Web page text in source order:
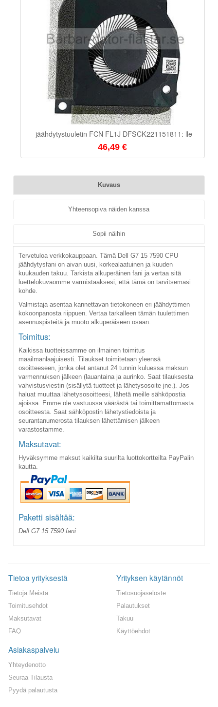
-jäähdytystuuletin FCN FL1J DFSCK221151811: lle
46,49 €
Kuvaus
Yhteensopiva näiden kanssa
Sopii näihin
Tervetuloa verkkokauppaan. Tämä Dell G7 15 7590 CPU
jäähdytysfani on aivan uusi, korkealaatuinen ja kuuden
kuukauden takuu. Tarkista alkuperäinen fani ja vertaa sitä
luettelokuvaomme varmistaaksesi, että tämä on tarvitsemasi
kohde.
Valmistaja asentaa kannettavan tietokoneen eri jäähdyttimen
kokoonpanosta riippuen. Vertaa tarkalleen tämän tuulettimen
asennuspisteitä ja muoto alkuperäiseen osaan.
Toimitus:
Kaikissa tuotteissamme on ilmainen toimitus
maailmanlaajuisesti. Tilaukset toimitetaan yleensä
osoitteeseen, jonka olet antanut 24 tunnin kuluessa maksun
varmennuksen jälkeen (lauantaina ja aurinko. Saat tilauksesta
vahvistusviestin (sisällytä tuotteet ja lähetysosoite jne.). Jos
haluat muuttaa lähetysosoitteesi, lähetä meille sähköpostia
ajoissa. Emme ole vastuussa väärästä tai toimittamattomasta
osoitteesta. Saat sähköpostin lähetystiedoista ja
seurantanumerosta tilauksen lähettämisen jälkeen
varastostamme.
Maksutavat:
Hyväksymme maksut kaikilta suurilta luottokortteilta PayPalin
kautta.
Paketti sisältää:
Dell G7 15 7590 fani
Tietoa yrityksestä
Tietoja Meistä
Toimitusehdot
Maksutavat
FAQ
Yrityksen käytännöt
Tietosuojaseloste
Palautukset
Takuu
Käyttöehdot
Asiakaspalvelu
Yhteydenotto
Seuraa Tilausta
Pyydä palautusta